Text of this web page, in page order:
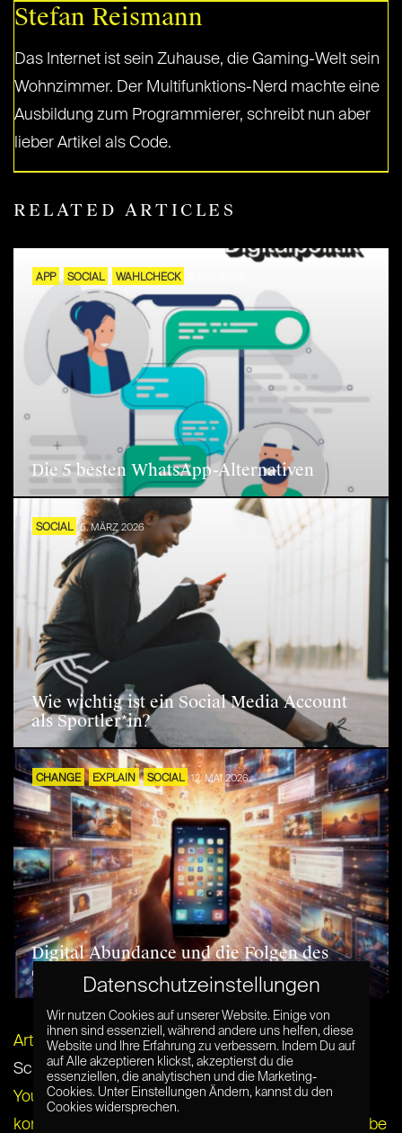
Stefan Reismann
Das Internet ist sein Zuhause, die Gaming-Welt sein
Wohnzimmer. Der Multifunktions-Nerd machte eine
Ausbildung zum Programmierer, schreibt nun aber
lieber Artikel als Code.
RELATED ARTICLES
APP SOCIAL WAHLCHECK
Die 5 besten WhatsApp-Alternativen
SOCIAL 5. MÄRZ 2026
Wie wichtig ist ein Social Media Account
als Sportler*in?
CHANGE EXPLAIN SOCIAL 12. MAI 2026
Digital Abundance und die Folgen des
digitalen Überflusses
Artikel per E-Mail verschicken
Schlagwörter:livestream,Neues Feature auf
YouTube,Social Media,Videos im Chat
kommentieren
YouTube
Datenschutzeinstellungen
Wir nutzen Cookies auf unserer Website. Einige von
ihnen sind essenziell, während andere uns helfen, diese
Website und Ihre Erfahrung zu verbessern. Indem Du auf
auf Alle akzeptieren klickst, akzeptierst du die
essenziellen, die analytischen und die Marketing-
Cookies. Unter Einstellungen Ändern, kannst du den
Cookies widersprechen.